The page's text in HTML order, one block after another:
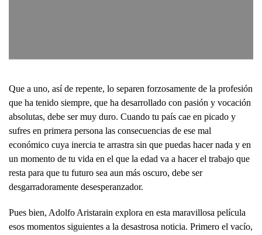
Que a uno, así de repente, lo separen forzosamente de la profesión
que ha tenido siempre, que ha desarrollado con pasión y vocación
absolutas, debe ser muy duro. Cuando tu país cae en picado y
sufres en primera persona las consecuencias de ese mal
económico cuya inercia te arrastra sin que puedas hacer nada y en
un momento de tu vida en el que la edad va a hacer el trabajo que
resta para que tu futuro sea aun más oscuro, debe ser
desgarradoramente desesperanzador.
Pues bien, Adolfo Aristarain explora en esta maravillosa película
esos momentos siguientes a la desastrosa noticia. Primero el vacío,